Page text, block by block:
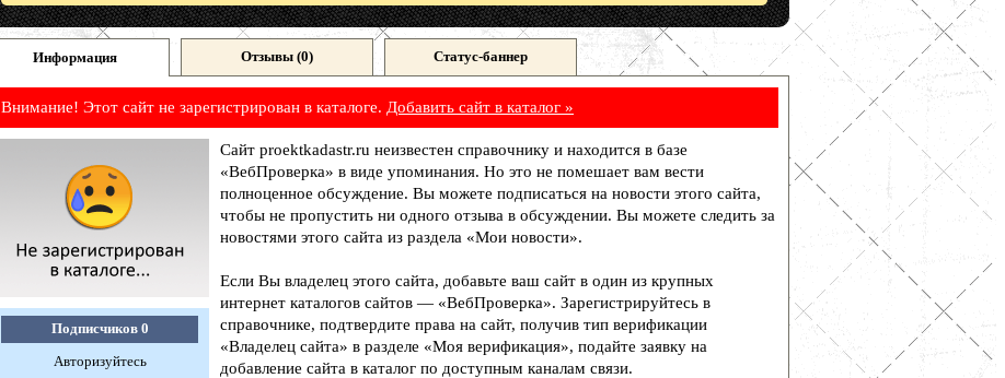
Информация Отзывы (0) Статус-баннер
Внимание! Этот сайт не зарегистрирован в каталоге. Добавить сайт в каталог »
Подписчиков 0
Авторизуйтесь
Сайт proektkadastr.ru неизвестен справочнику и находится в базе
«ВебПроверка» в виде упоминания. Но это не помешает вам вести
полноценное обсуждение. Вы можете подписаться на новости этого сайта,
чтобы не пропустить ни одного отзыва в обсуждении. Вы можете следить за
новостями этого сайта из раздела «Мои новости».
Если Вы владелец этого сайта, добавьте ваш сайт в один из крупных
интернет каталогов сайтов — «ВебПроверка». Зарегистрируйтесь в
справочнике, подтвердите права на сайт, получив тип верификации
«Владелец сайта» в разделе «Моя верификация», подайте заявку на
добавление сайта в каталог по доступным каналам связи.